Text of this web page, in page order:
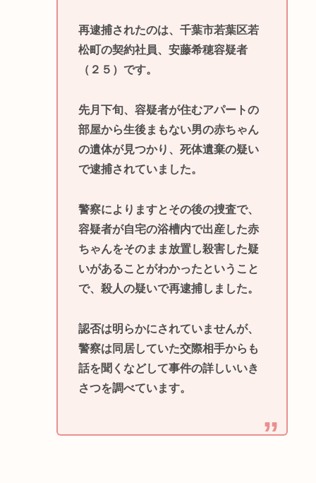
再逮捕されたのは、千葉市若葉区若
松町の契約社員、安藤希穂容疑者
（２５）です。
先月下旬、容疑者が住むアパートの
部屋から生後まもない男の赤ちゃん
の遺体が見つかり、死体遺棄の疑い
で逮捕されていました。
警察によりますとその後の捜査で、
容疑者が自宅の浴槽内で出産した赤
ちゃんをそのまま放置し殺害した疑
いがあることがわかったということ
で、殺人の疑いで再逮捕しました。
認否は明らかにされていませんが、
警察は同居していた交際相手からも
話を聞くなどして事件の詳しいいき
さつを調べています。